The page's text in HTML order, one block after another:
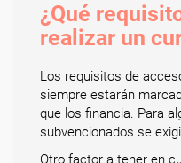
¿Qué
realizar un
Los requisitos de
siempre estarán
que los financia. Para
subvencionados se
Otro factor a tener en